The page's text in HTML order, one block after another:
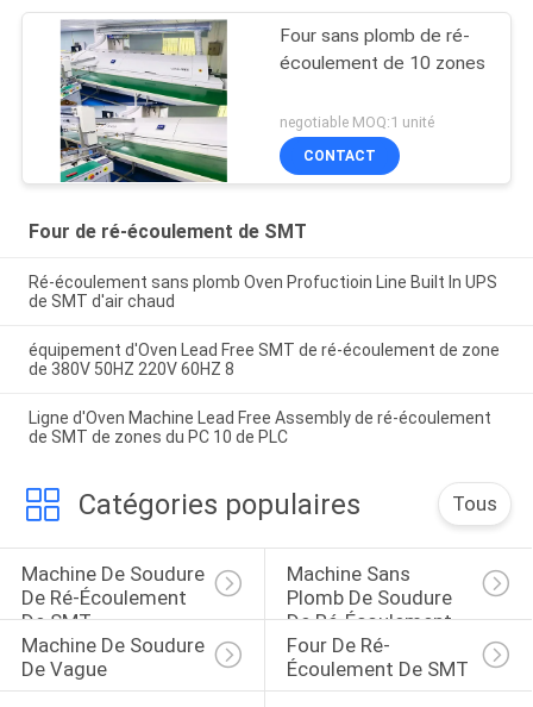
Four sans plomb de ré-
écoulement de 10 zones
negotiable MOQ:1 unité
CONTACT
Four de ré-écoulement de SMT
Ré-écoulement sans plomb Oven Profuctioin Line Built In UPS
de SMT d'air chaud
équipement d'Oven Lead Free SMT de ré-écoulement de zone
de 380V 50HZ 220V 60HZ 8
Ligne d'Oven Machine Lead Free Assembly de ré-écoulement
de SMT de zones du PC 10 de PLC
Catégories populaires Tous
Machine De Soudure
De Ré-Écoulement
De SMT
Machine Sans
Plomb De Soudure
De Ré-Écoulement
Machine De Soudure
De Vague
Four De Ré-
Écoulement De SMT